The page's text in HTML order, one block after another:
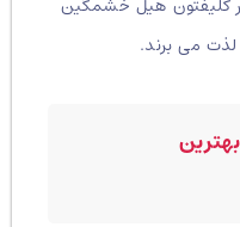
هیل خشمگین
برند.